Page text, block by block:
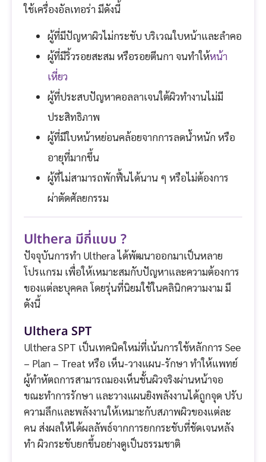
ใช้เครื่องอัลเทอร่า มีดังนี้
ผู้ที่มีปัญหาผิวไม่กระชับ บริเวณใบหน้าและลำคอ
ผู้ที่มีริ้วรอยสะสม หรือรอยตีนกา จนทำให้หน้า
เหี่ยว
ผู้ที่ประสบปัญหาคอลลาเจนใต้ผิวทำงานไม่มี
ประสิทธิภาพ
ผู้ที่มีใบหน้าหย่อนคล้อยจากการลดน้ำหนัก หรือ
อายุที่มากขึ้น
ผู้ที่ไม่สามารถพักฟื้นได้นาน ๆ หรือไม่ต้องการ
ผ่าตัดศัลยกรรม
Ulthera มีกี่แบบ ?
ปัจจุบันการทำ Ulthera ได้พัฒนาออกมาเป็นหลาย
โปรแกรม เพื่อให้เหมาะสมกับปัญหาและความต้องการ
ของแต่ละบุคคล โดยรุ่นที่นิยมใช้ในคลินิกความงาม มี
ดังนี้
Ulthera SPT
Ulthera SPT เป็นเทคนิคใหม่ที่เน้นการใช้หลักการ See
– Plan – Treat หรือ เห็น-วางแผน-รักษา ทำให้แพทย์
ผู้ทำหัตถการสามารถมองเห็นชั้นผิวจริงผ่านหน้าจอ
ขณะทำการรักษา และวางแผนยิงพลังงานได้ถูกจุด ปรับ
ความลึกและพลังงานให้เหมาะกับสภาพผิวของแต่ละ
คน ส่งผลให้ได้ผลลัพธ์จากการยกกระชับที่ชัดเจนหลัง
ทำ ผิวกระชับยกขึ้นอย่างดูเป็นธรรมชาติ